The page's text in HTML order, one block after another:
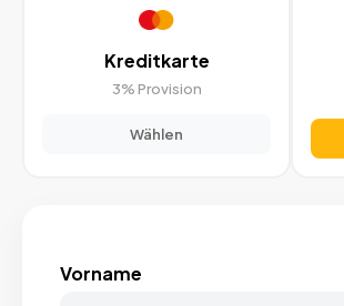
Kreditkarte
3% Provision
Wählen
Vorname